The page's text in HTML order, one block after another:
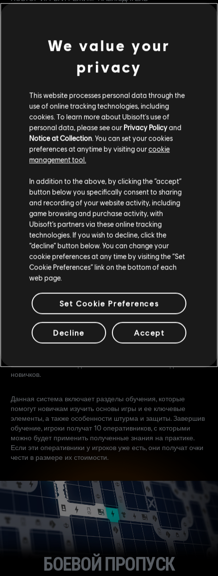
интерфейс, чтобы происходящее смотрелось более
Лидер команды теперь может удалять игроков и назначать
лидером кого-то другого. Сделать это можно через профиль
игрока на панели команды или в таблице "Результаты".
ВНУТРИИГРОВОЕ ОПИСАНИЕ ОБНОВЛЕНИЯ
Теперь с описанием обновления можно ознакомиться в
игре, в разделе «Уведомления», чтобы всегда быть в курсе
внедренных изменений. Кроме того, с помощью данной
сообщить о неполадках или оставить отзыв о неполадке, о
которой уже сообщили.
АДАПТАЦИЯ НОВИЧКОВ
В этом сезоне в "Осаде" появится новая система для
новичков.
Данная система включает разделы обучения, которые
помогут новичкам изучить основы игры и ее ключевые
элементы, а также особенности штурма и защиты. Завершив
обучение, игроки получат 10 оперативников, с которыми
можно будет применить полученные знания на практике.
Если эти оперативники у игроков уже есть, они получат очки
чести в размере их стоимости.
БОЕВОЙ ПРОПУСК
We value your
privacy
This website processes personal data through the
use of online tracking technologies, including
cookies. To learn more about Ubisoft's use of
personal data, please see our Privacy Policyand
Notice at Collection. You can set your cookies
preferences at anytime by visiting ourcookie
management tool.
In addition to the above, by clicking the “accept”
button below you specifically consent to sharing
and recording of your website activity, including
game browsing and purchase activity, with
Ubisoft’s partners via these online tracking
technologies. If you wish to decline, click the
“decline” button below. You can change your
cookie preferences at any time by visiting the “Set
Cookie Preferences” link on the bottom of each
web page.
Set Cookie Preferences
Decline Accept